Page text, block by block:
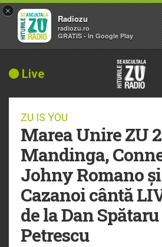
Live
ZU IS YOU
Marea Unire ZU
Mandinga,
Johny Romano
Cazanoi cântă
de la Dan
Petrescu
×
Radiozu
radiozu.ro
GRATIS - In Google Play